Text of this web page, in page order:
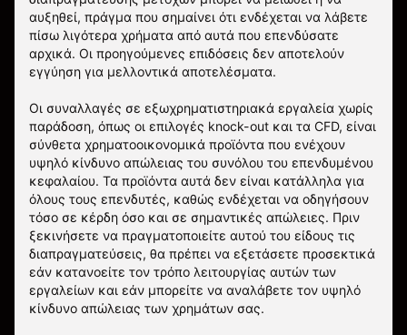
αυξηθεί, πράγμα που σημαίνει ότι ενδέχεται να λάβετε
πίσω λιγότερα χρήματα από αυτά που επενδύσατε
αρχικά. Οι προηγούμενες επιδόσεις δεν αποτελούν
εγγύηση για μελλοντικά αποτελέσματα.
Οι συναλλαγές σε εξωχρηματιστηριακά εργαλεία χωρίς
παράδοση, όπως οι επιλογές knock-out και τα CFD, είναι
σύνθετα χρηματοοικονομικά προϊόντα που ενέχουν
υψηλό κίνδυνο απώλειας του συνόλου του επενδυμένου
κεφαλαίου. Τα προϊόντα αυτά δεν είναι κατάλληλα για
όλους τους επενδυτές, καθώς ενδέχεται να οδηγήσουν
τόσο σε κέρδη όσο και σε σημαντικές απώλειες. Πριν
ξεκινήσετε να πραγματοποιείτε αυτού του είδους τις
διαπραγματεύσεις, θα πρέπει να εξετάσετε προσεκτικά
εάν κατανοείτε τον τρόπο λειτουργίας αυτών των
εργαλείων και εάν μπορείτε να αναλάβετε τον υψηλό
κίνδυνο απώλειας των χρημάτων σας.